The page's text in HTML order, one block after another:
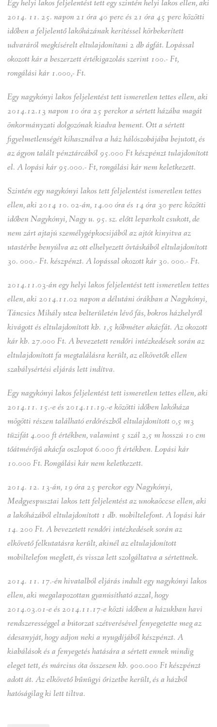
Egy helyi lakos feljelentést tett egy szintén helyi lakos ellen, aki
2014. 11. 25. napon 21 óra 40 perc és 21 óra 45 perc közötti
időben a feljelentő lakóházának kerítéssel körbekerített
udvaráról megkísérelt eltulajdonítani 2 db ágfát. Lopással
okozott kár a beszerzett értékigazolás szerint 100.- Ft,
rongálási kár 1.000,- Ft.
Egy nagykónyi lakos feljelentést tett ismeretlen tettes ellen, aki
2014.12.13 napon 10 óra 25 perckor a sértett házába magát
önkormányzati dolgozónak kiadva bement. Ott a sértett
figyelmetlenségét kihasználva a ház hálószobájába bejutott, és
az ágyon talált pénztárcából 95.000 Ft készpénzt tulajdonított
el. A lopási kár 95.000.- Ft, rongálási kár nem keletkezett.
Szintén egy nagykónyi lakos tett feljelentést ismeretlen tettes
ellen, aki 2014 10. 02-án, 14.00 óra és 14 óra 30 perc közötti
időben Nagykónyi, Nagy u. 95. sz. előtt leparkolt csukott, de
nem zárt ajtajú személygépkocsijából az ajtót kinyitva az
utastérbe benyúlva az ott elhelyezett övtáskából eltulajdonított
30. 000.- Ft. készpénzt. A lopással okozott kár 30. 000.- Ft.
2014.11.03-án egy helyi lakos feljelentést tett ismeretlen tettes
ellen, aki 2014.11.02 napon a délutáni órákban a Nagykónyi,
Táncsics Mihály utca belterületén lévő fás, bokros házhelyről
kivágott és eltulajdonított kb. 1,5 köbméter akácfát. Az okozott
kár kb. 27.000 Ft. A bevezetett rendőri intézkedések során az
eltulajdonított fa megtalálásra került, az elkövetők ellen
szabálysértési eljárás lett indítva.
Egy nagykónyi lakos feljelentést tett ismeretlen tettes ellen, aki
2014.11. 15.-e és 2014.11.19.-e közötti időben lakóháza
mögötti részen található erdőrészből eltulajdonított 0,5 m3
tüzifát 4.000 ft értékben, valamint 5 szál 2,5 m hosszú 10 cm
tőátmérőjű akácfa oszlopot 6.000 ft értékben. Lopási kár
10.000 Ft. Rongálási kár nem keletkezett.
2014. 12. 13-án, 19 óra 25 perckor egy Nagykónyi,
Medgyespusztai lakos tett feljelentést az unokaöccse ellen, aki
a lakóházából eltulajdonított 1 db. mobiltelefont. A lopási kár
14. 200 Ft. A bevezetett rendőri intézkedések során az
elkövető felkutatásra került, akinél az eltulajdonított
mobiltelefon meglett, és vissza lett szolgáltatva a sértettnek.
2014. 11. 17.-én hivatalból eljárás indult egy nagykónyi lakos
ellen, aki megalapozottan gyanúsítható azzal, hogy
2014.03.01-e és 2014.11.17-e közti időben a házukban havi
rendszerességgel a bútorzat szétverésével fenyegetette meg az
édesanyját, hogy adjon neki a nyugdíjából készpénzt. A
kiabálások és a fenyegetés hatására a sértett ennek mindig
eleget tett, és március óta összesen kb. 900.000 Ft készpénzt
adott át. Az elkövető bűnügyi őrizetbe került, és a házból
hatóságilag ki lett tiltva.